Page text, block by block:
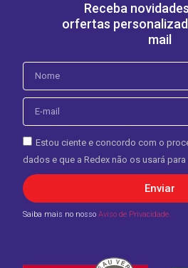
Receba
orfertas
mail
Estou ciente e concordo com o
dados e que a Redex não os usará
Enviar
Saiba mais no nosso Aviso de Privacidade.